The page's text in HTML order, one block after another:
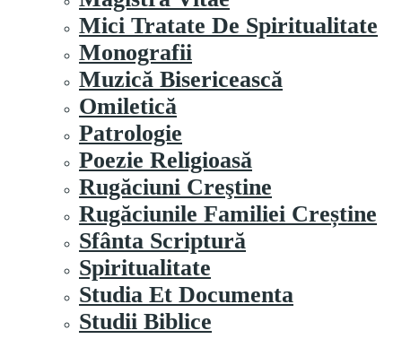
Mici Tratate De Spiritualitate
Monografii
Muzică Bisericească
Omiletică
Patrologie
Poezie Religioasă
Rugăciuni Creştine
Rugăciunile Familiei Creștine
Sfânta Scriptură
Spiritualitate
Studia Et Documenta
Studii Biblice